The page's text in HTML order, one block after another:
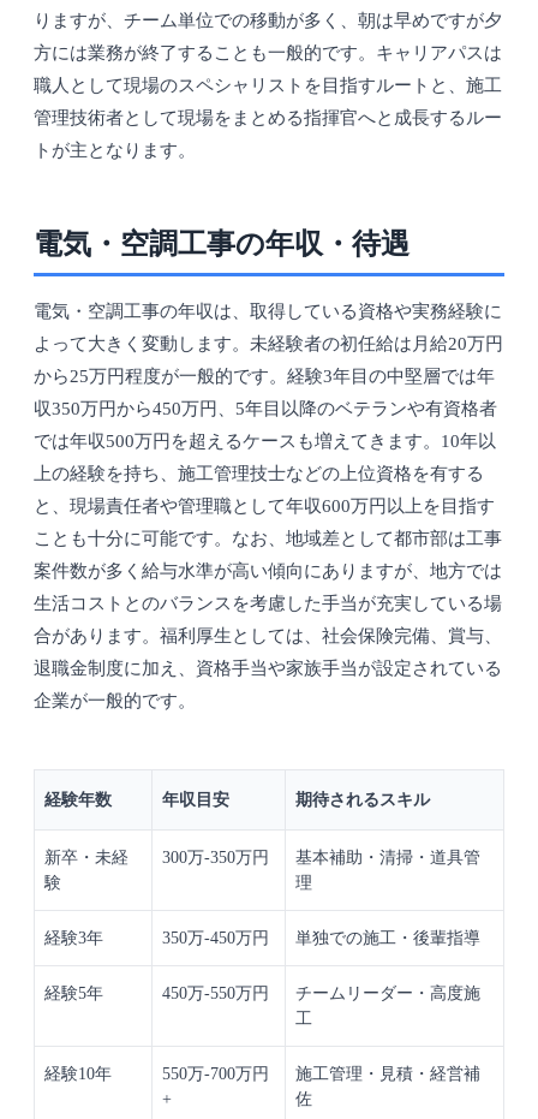
りますが、チーム単位での移動が多く、朝は早めですが夕
方には業務が終了することも一般的です。キャリアパスは
職人として現場のスペシャリストを目指すルートと、施工
管理技術者として現場をまとめる指揮官へと成長するルー
トが主となります。
電気・空調工事の年収・待遇
電気・空調工事の年収は、取得している資格や実務経験に
よって大きく変動します。未経験者の初任給は月給20万円
から25万円程度が一般的です。経験3年目の中堅層では年
収350万円から450万円、5年目以降のベテランや有資格者
では年収500万円を超えるケースも増えてきます。10年以
上の経験を持ち、施工管理技士などの上位資格を有する
と、現場責任者や管理職として年収600万円以上を目指す
ことも十分に可能です。なお、地域差として都市部は工事
案件数が多く給与水準が高い傾向にありますが、地方では
生活コストとのバランスを考慮した手当が充実している場
合があります。福利厚生としては、社会保険完備、賞与、
退職金制度に加え、資格手当や家族手当が設定されている
企業が一般的です。
経験年数 年収目安 期待されるスキル
新卒・未経
験
300万-350万円
基本補助・清掃・道具管
理
経験3年 350万-450万円 単独での施工・後輩指導
経験5年 450万-550万円
チームリーダー・高度施
工
経験10年
550万-700万円
+
施工管理・見積・経営補
佐